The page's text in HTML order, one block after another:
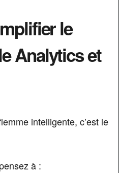
le
Analytics et
intelligente, c’est le
à :